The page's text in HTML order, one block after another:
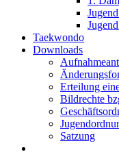
Taekwondo
Downloads
Erteilung
Bildrechte
Satzung